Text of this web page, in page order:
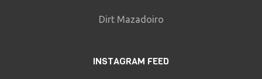
Dirt Mazadoiro
INSTAGRAM FEED